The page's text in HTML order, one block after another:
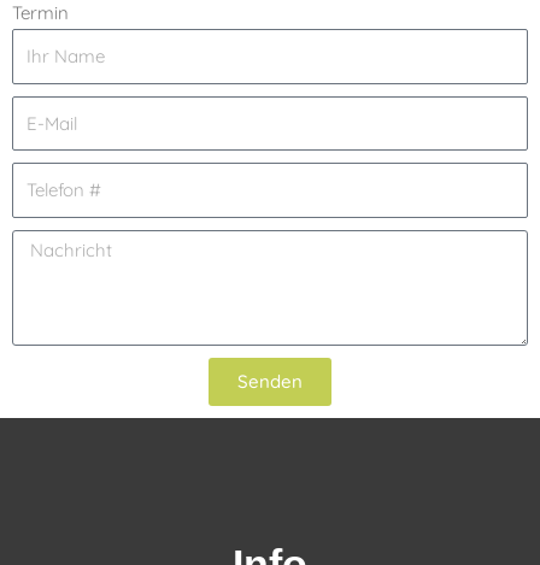
Termin
Senden